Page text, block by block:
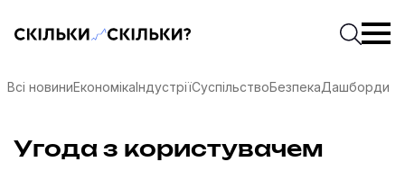
Скільки-скільки? — Медіа про суспільні даніПочати
Всі новиниЕкономікаІндустріїСуспільствоБезпекаДашборди
Угода з користувачем